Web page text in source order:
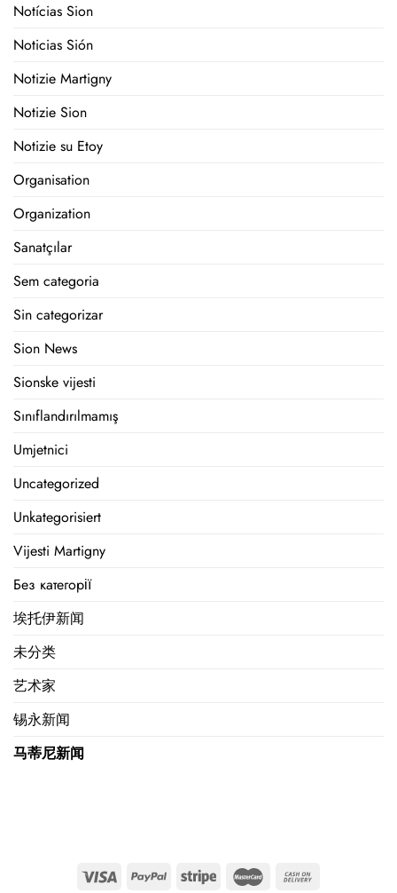
Notícias Sion
Noticias Sión
Notizie Martigny
Notizie Sion
Notizie su Etoy
Organisation
Organization
Sanatçılar
Sem categoria
Sin categorizar
Sion News
Sionske vijesti
Sınıflandırılmamış
Umjetnici
Uncategorized
Unkategorisiert
Vijesti Martigny
Без категорії
埃托伊新闻
未分类
艺术家
锡永新闻
马蒂尼新闻